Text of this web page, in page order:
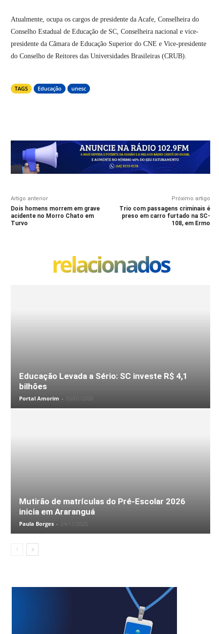
Atualmente, ocupa os cargos de presidente da Acafe, Conselheira do
Conselho Estadual de Educação de SC, Conselheira nacional e vice-
presidente da Câmara de Educação Superior do CNE e Vice-presidente
do Conselho de Reitores das Universidades Brasileiras (CRUB).
TAGS Educação unesc
Artigo anterior
Dois homens morrem em grave
acidente no Morro Chato em
Turvo
Próximo artigo
Trio com passagens criminais é
preso em carro furtado na SC-
108, em Ermo
relacionados
Educação Levada a Sério: SC investe R$ 4,1
bilhões
Portal Amorim - 05/01/2026
Mutirão de matrículas do Pré-Escolar 2026
inicia em Araranguá
Paula Borges - 24/11/2025